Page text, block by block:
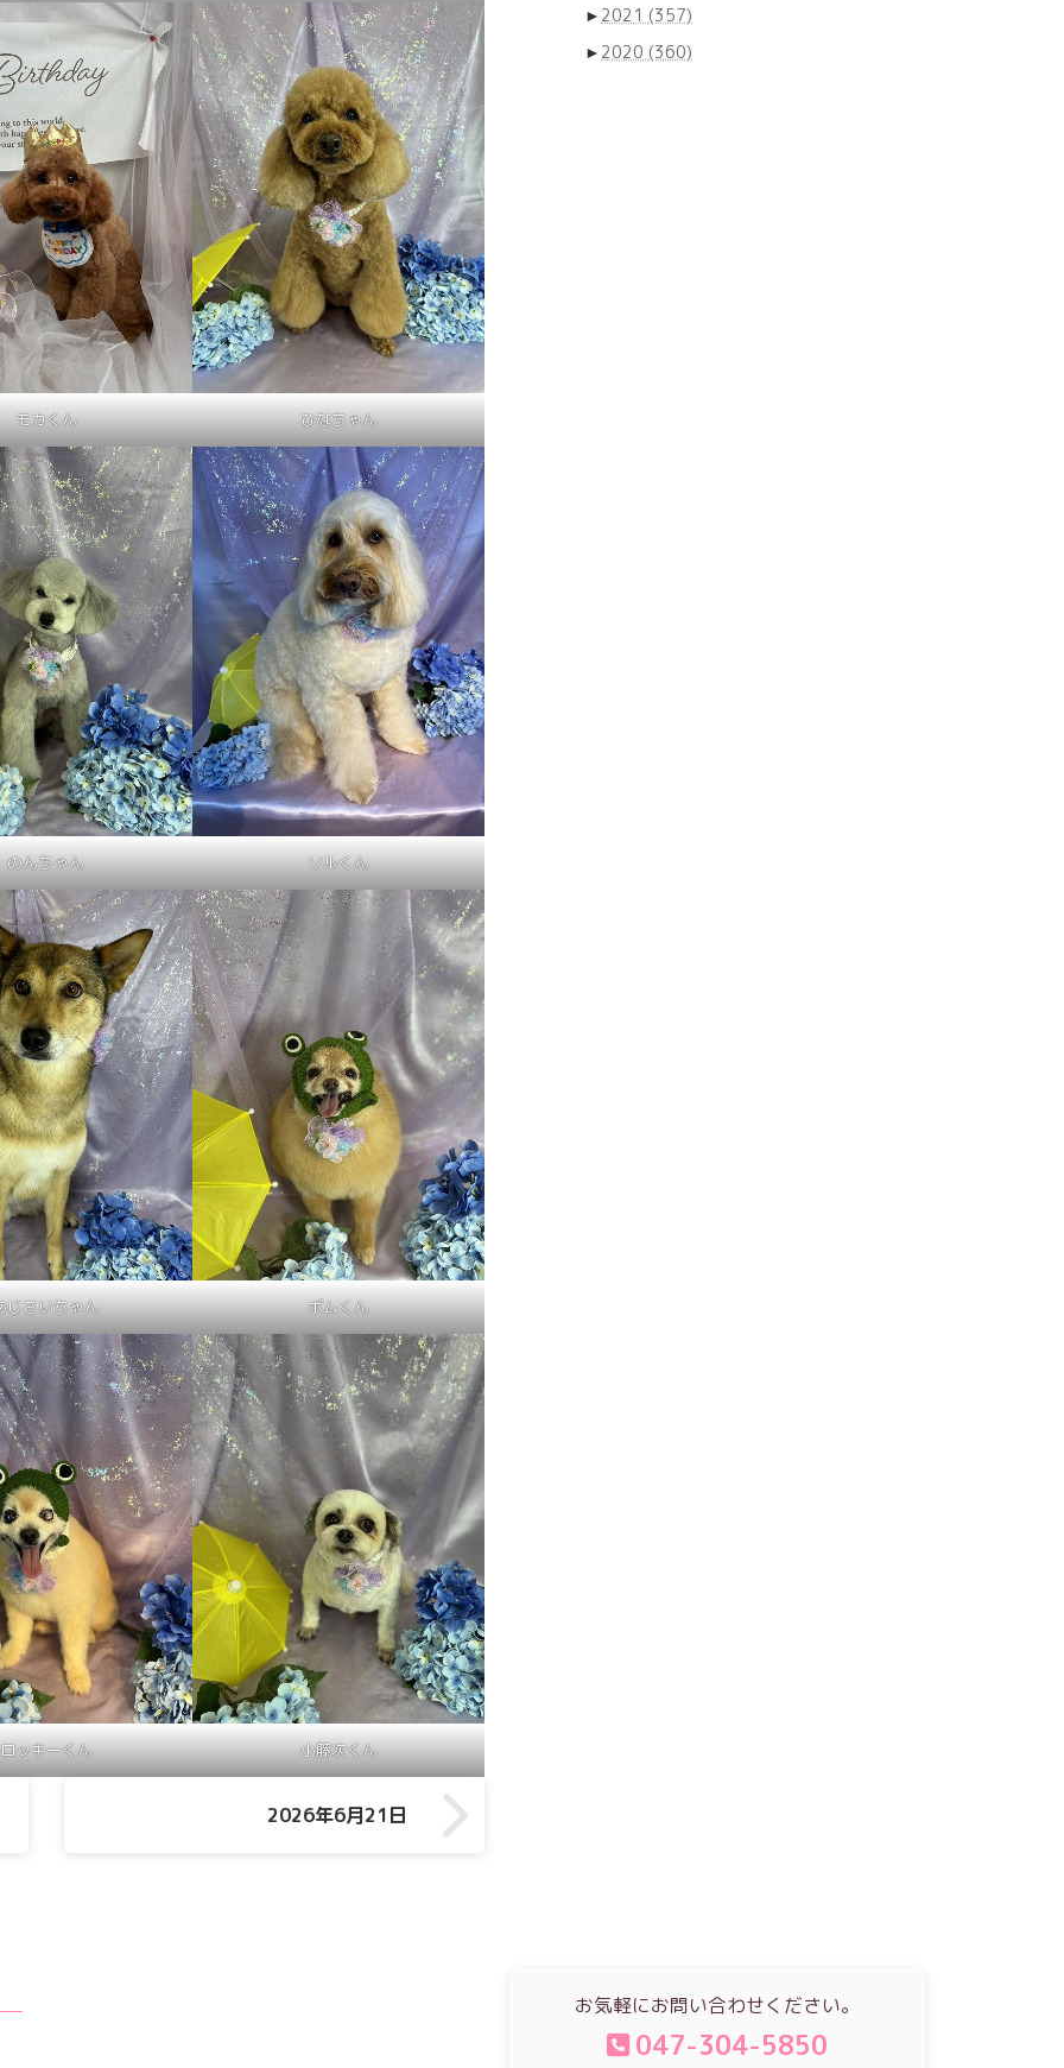
モカくん ひなちゃん
のんちゃん ソルくん
じさいちゃん ポムくん
ロッキーくん 小籐次くん
2026年6月21日
► 2021 (357)
► 2020 (360)
お気軽にお問い合わせください。
047-304-5850